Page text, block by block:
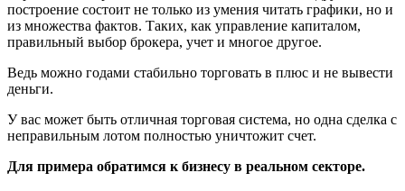
построение состоит не только из умения читать графики, но и
из множества фактов. Таких, как управление капиталом,
правильный выбор брокера, учет и многое другое.
Ведь можно годами стабильно торговать в плюс и не вывести
деньги.
У вас может быть отличная торговая система, но одна сделка с
неправильным лотом полностью уничтожит счет.
Для примера обратимся к бизнесу в реальном секторе.